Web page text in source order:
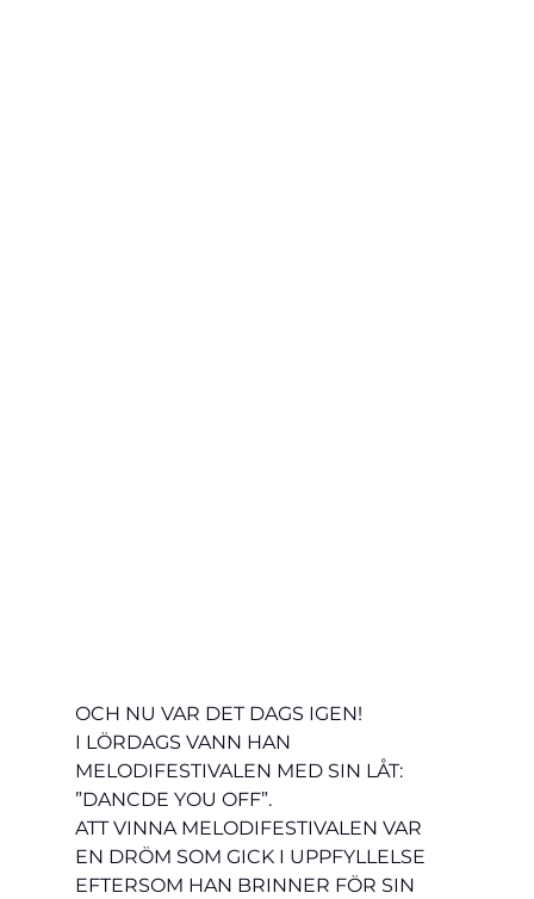
OCH NU VAR DET DAGS IGEN!
I LÖRDAGS VANN HAN
MELODIFESTIVALEN MED SIN LÅT:
”DANCDE YOU OFF”.
ATT VINNA MELODIFESTIVALEN VAR
EN DRÖM SOM GICK I UPPFYLLELSE
EFTERSOM HAN BRINNER FÖR SIN